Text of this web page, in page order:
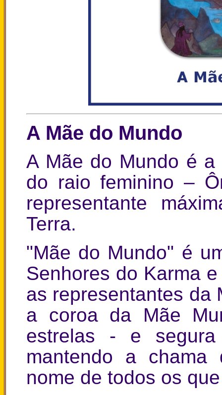
A Mãe do Mundo
A Mãe do Mundo é a
do raio feminino –
representante
Terra.
"Mãe do Mundo" é
Senhores do Karma
as representantes da
a coroa da Mãe
estrelas - e
mantendo a chama
nome de todos os